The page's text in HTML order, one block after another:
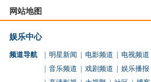
网站地图
娱乐中心
频道导航 明星新闻 电影频道
电视频道
音乐频道 戏剧频道
娱乐播报